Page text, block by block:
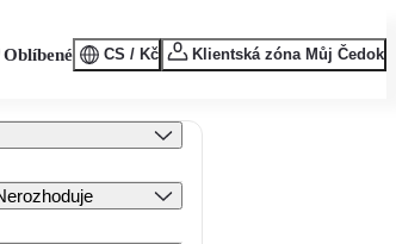
Oblíbené CS / Kč Klientská zóna Můj Čedok